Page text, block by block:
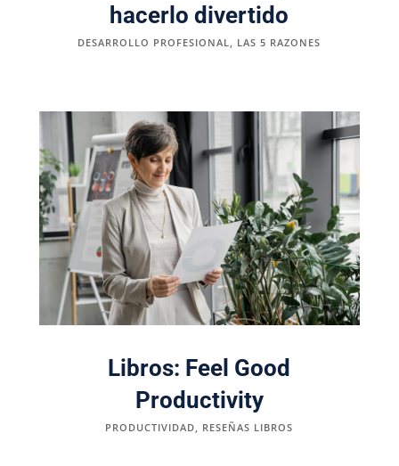
hacerlo divertido
DESARROLLO PROFESIONAL LAS 5 RAZONES
Libros: Feel Good
Productivity
PRODUCTIVIDAD RESEÑAS LIBROS